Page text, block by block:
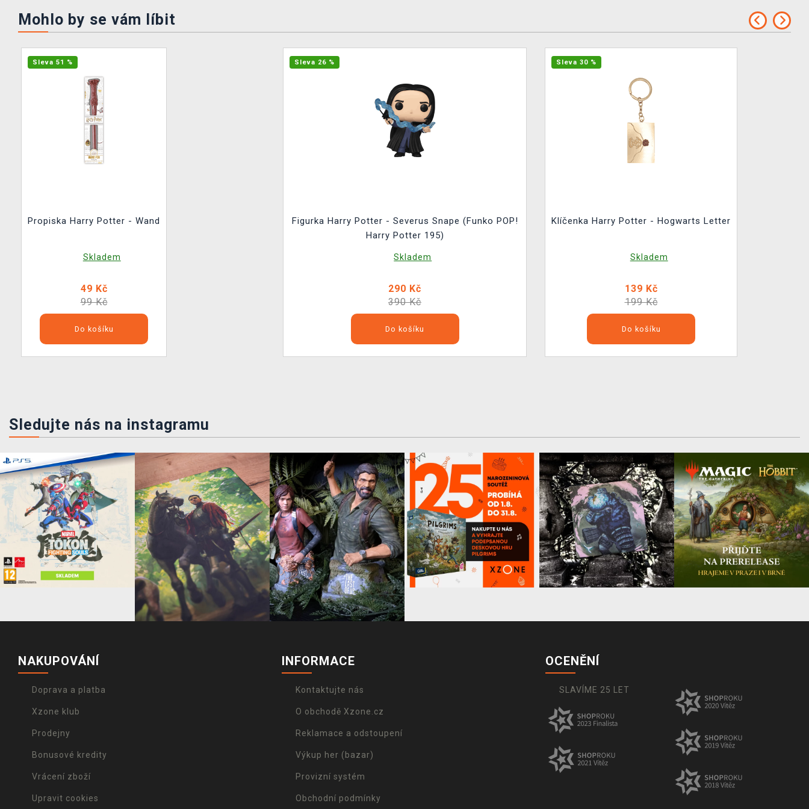
Mohlo by se vám líbit
Sleva 51 %
Propiska Harry Potter - Wand
Skladem
49 Kč
99 Kč
Do košíku
Sleva 26 %
Figurka Harry Potter - Severus Snape (Funko POP!
Harry Potter 195)
Skladem
290 Kč
390 Kč
Do košíku
Sleva 30 %
Klíčenka Harry Potter - Hogwarts Letter
Skladem
139 Kč
199 Kč
Do košíku
Sledujte nás na instagramu
NAKUPOVÁNÍ
Doprava a platba
Xzone klub
Prodejny
Bonusové kredity
Vrácení zboží
Upravit cookies
INFORMACE
Kontaktujte nás
O obchodě Xzone.cz
Reklamace a odstoupení
Výkup her (bazar)
Provizní systém
Obchodní podmínky
OCENĚNÍ
SLAVÍME 25 LET